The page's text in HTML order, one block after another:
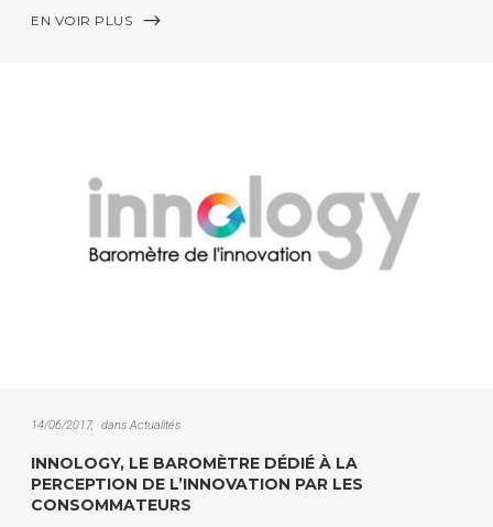
EN VOIR PLUS
14/06/2017 dans Actualités
INNOLOGY, LE BAROMÈTRE DÉDIÉ À LA
PERCEPTION DE L’INNOVATION PAR LES
CONSOMMATEURS